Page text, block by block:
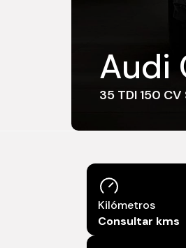
Audi
35 TDI 150 CV
Kilómetros
Consultar kms